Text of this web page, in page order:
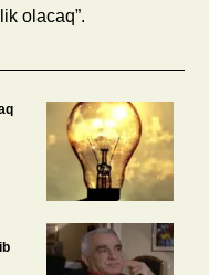
olacaq”.